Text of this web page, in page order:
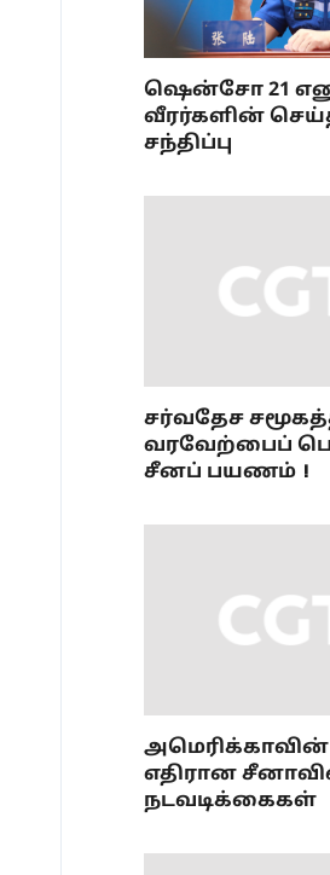
ஷென்சோ 21
வீரர்களின்
சந்திப்பு
சர்வதேச
வரவேற்பைப்
சீனப் பயணம்！
எதிரான
நடவடிக்கைகள்